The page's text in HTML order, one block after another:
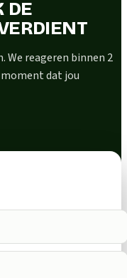
DE
We reageren binnen 2
dat jou